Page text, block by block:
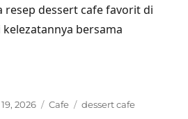
resep dessert cafe favorit di
bersama
2026 Categories
Cafe Tags
dessert cafe